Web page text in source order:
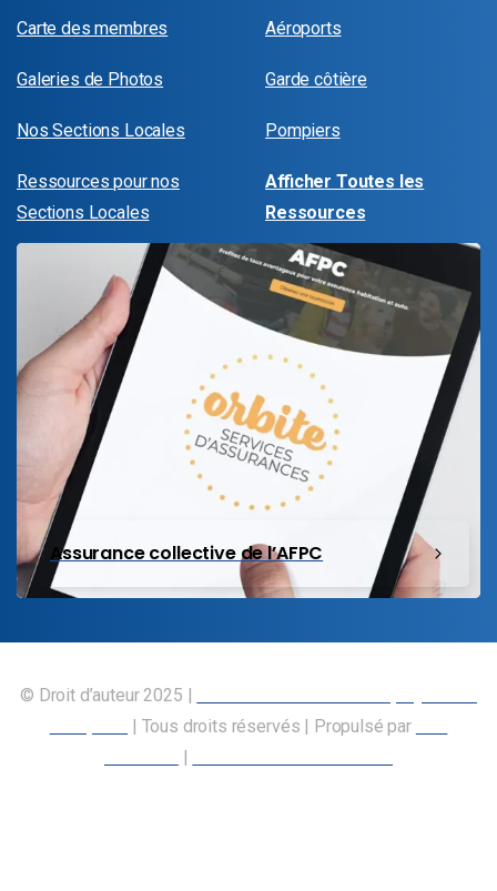
Carte des membres
Galeries de Photos
Nos Sections Locales
Ressources pour nos
Sections Locales
Aéroports
Garde côtière
Pompiers
Afficher Toutes les
Ressources
Assurance collective de l’AFPC
© Droit d’auteur 2025 |
| Tous droits réservés | Propulsé par